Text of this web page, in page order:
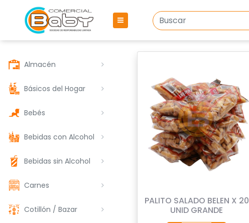
Almacén
Básicos del Hogar
Bebés
Bebidas con Alcohol
Bebidas sin Alcohol
Carnes
Cotillón / Bazar
PALITO SALADO BELEN X 20
UNID GRANDE